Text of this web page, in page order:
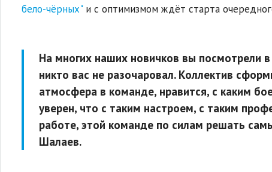
бело-чёрных"и с оптимизмом ждёт старта
На многих наших новичков вы посмотрели
никто вас не разочаровал. Коллектив
атмосфера в команде, нравится, с каким
уверен, что с таким настроем, с таким
работе, этой команде по силам решать
Шалаев.